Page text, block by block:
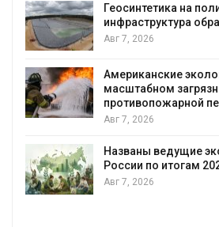
Геосинтетика на полигоне: как
инфраструктура обращения с
Авг 7, 2026
Американские экологи
масштабном загрязнении из-за
противопожарной пены
Авг 7, 2026
Названы ведущие
России по итогам 2025 года
Авг 7, 2026